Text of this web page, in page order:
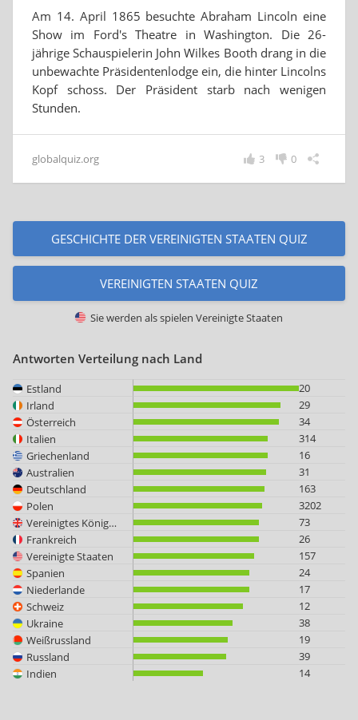
Am 14. April 1865 besuchte Abraham Lincoln eine
Show im Ford's Theatre in Washington. Die 26-
jährige Schauspielerin John Wilkes Booth drang in die
unbewachte Präsidentenlodge ein, die hinter Lincolns
Kopf schoss. Der Präsident starb nach wenigen
Stunden.
globalquiz.org 0
3
GESCHICHTE DER VEREINIGTEN STAATEN QUIZ
VEREINIGTEN STAATEN QUIZ
Sie werden als spielen Vereinigte Staaten
Antworten Verteilung nach Land
Estland
20
Irland
29
Österreich
34
Italien
314
Griechenland
16
Australien
31
Deutschland
163
Polen
3202
Vereinigtes Königreich
73
Frankreich
26
Vereinigte Staaten
157
Spanien
24
Niederlande
17
Schweiz
12
Ukraine
38
Weißrussland
19
Russland
39
Indien
14